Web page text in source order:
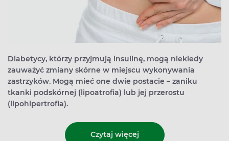
Diabetycy, którzy przyjmują insulinę, mogą niekiedy
zauważyć zmiany skórne w miejscu wykonywania
zastrzyków. Mogą mieć one dwie postacie – zaniku
tkanki podskórnej (lipoatrofia) lub jej przerostu
(lipohipertrofia).
Czytaj więcej